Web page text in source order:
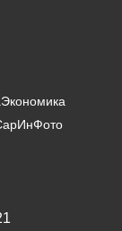
Экономика